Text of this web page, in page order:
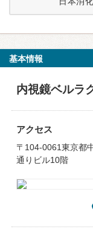
基本情報
内視鏡ベルラ
アクセス
〒104-0061東京都
通りビル10階